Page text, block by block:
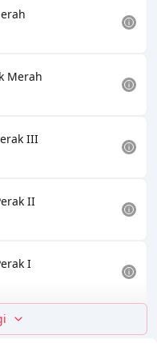
Merah
III
II
I